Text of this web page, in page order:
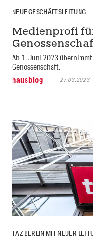
NEUE GESCHÄFTSLEITUNG
Medienprofi
Ab 1. Juni 2023
Genossenschaft.
hausblog
27.03.2023
TAZ BERLIN MIT NEUER